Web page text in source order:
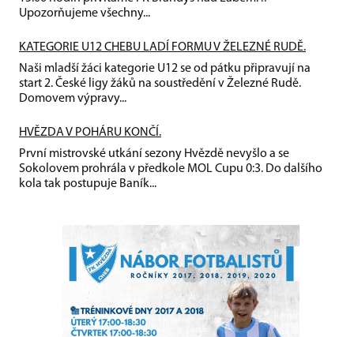
Upozorňujeme všechny...
KATEGORIE U12 CHEBU LADÍ FORMU V ŽELEZNÉ RUDĚ.
Naši mladší žáci kategorie U12 se od pátku připravují na
start 2. České ligy žáků na soustředění v Železné Rudě.
Domovem výpravy...
HVĚZDA V POHÁRU KONČÍ.
První mistrovské utkání sezony Hvězdě nevyšlo a se
Sokolovem prohrála v předkole MOL Cupu 0:3. Do dalšího
kola tak postupuje Baník...